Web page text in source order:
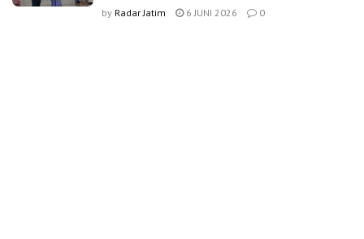
by Radar Jatim 6 JUNI 2026 0